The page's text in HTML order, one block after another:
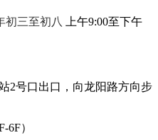
初三至初八
上午9:00至下午
2号口出口，向龙阳路方向步
6F）